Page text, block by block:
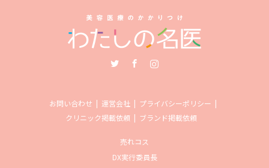
お問い合わせ 運営会社
プライバシーポリシー
クリニック掲載依頼
ブランド掲載依頼
売れコス
DX実行委員長